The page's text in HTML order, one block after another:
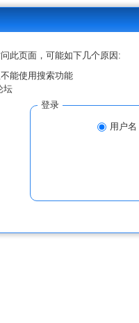
此页面，可能如下几个原因:
能使用搜索功能
坛
登录
用户名